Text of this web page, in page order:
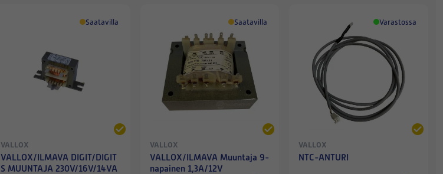
Saatavilla
VALLOX
VALLOX/ILMAVA DIGIT/DIGIT
S MUUNTAJA 230V/16V/14VA
Saatavilla
VALLOX
VALLOX/ILMAVA Muuntaja 9-
napainen 1,3A/12V
Varastossa
VALLOX
NTC-ANTURI